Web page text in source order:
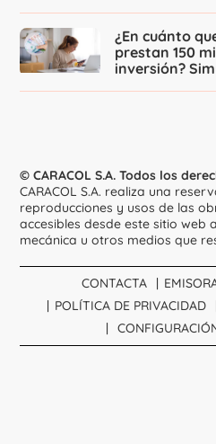
¿En cuánto
prestan 150
inversión?
© CARACOL S.A. Todos los
CARACOL S.A. realiza una
reproducciones y usos de las
accesibles desde este sitio web
mecánica u otros medios que
CONTACTA
POLÍTICA DE PRIVACIDAD